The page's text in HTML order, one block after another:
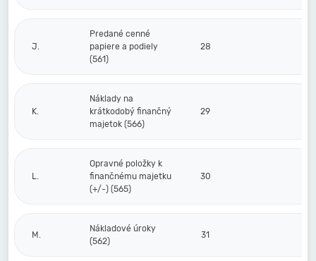
J.
Predané cenné
papiere a podiely
(561)
28
K.
Náklady na
krátkodobý finančný
majetok (566)
29
L.
Opravné položky k
finančnému majetku
(+/-) (565)
30
M.
Nákladové úroky
(562)
31